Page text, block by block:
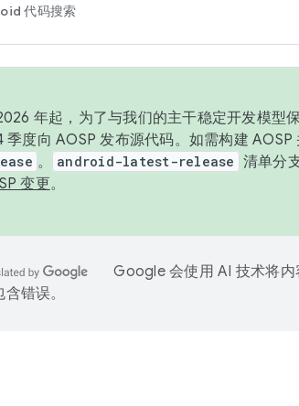
代码搜索
年起，为了与我们的主干稳定开发模型
季度向 AOSP 发布源代码。如需构建
。 android-latest-release 清单分
变更。
Google 会使用 AI 技术将
错误。